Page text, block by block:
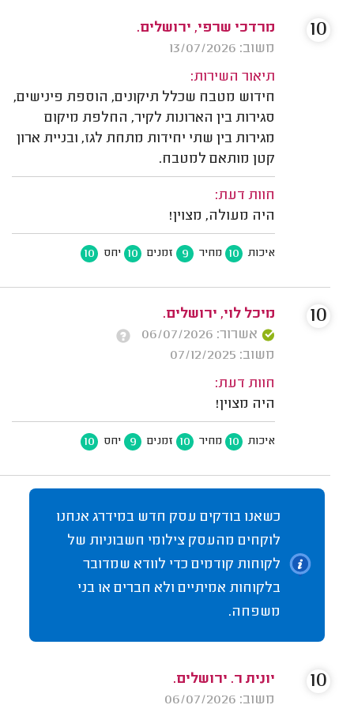
מרדכי שרפי, ירושלים.
משוב: 13/07/2026
תיאור השירות:
חידוש מטבח שכלל תיקונים, הוספת פינישים,
סגירות בין הארונות לקיר, החלפת מיקום
מגירות בין שתי יחידות מתחת לגז, ובניית ארון
קטן מותאם למטבח.
חוות דעת:
היה מעולה, מצוין!
איכות 10 מחיר 9 זמנים 10 יחס 10
10
מיכל לוי, ירושלים.
אשרור: 06/07/2026
משוב: 07/12/2025
חוות דעת:
היה מצוין!
איכות 10 מחיר 10 זמנים 9 יחס 10
10
כשאנו בודקים עסק חדש במידרג אנחנו
לוקחים מהעסק צילומי חשבוניות של
לקוחות קודמים כדי לוודא שמדובר
בלקוחות אמיתיים ולא חברים או בני
משפחה.
יונית ר. ירושלים.
משוב: 06/07/2026
10